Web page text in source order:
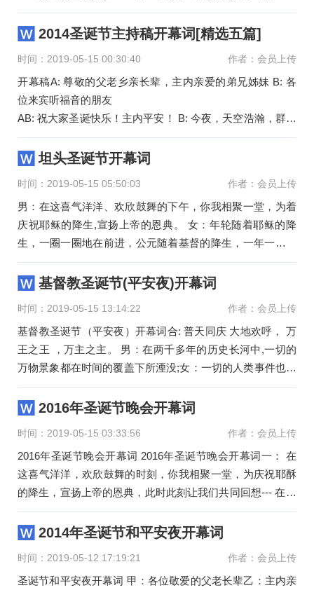
子耶稣基督道成了肉身。
A: 耶稣基督的降生是大喜
2014圣诞节主持稿开幕词[精选五篇]
时间：2019-05-15 00:30:40 作者：会员上传
开幕稿A: 尊敬的父老乡亲长辈，主内亲爱的弟兄姊妹 B: 各
位来宾听福音的朋友
AB: 祝大家圣诞快乐！主内平安！ B: 今夜，天空浩瀚，群星
闪烁着柔和的光芒 A: 今夜，大地无眠，世界沉浸于欢
坦头圣诞节开幕词
时间：2019-05-15 05:50:03 作者：会员上传
男：在这喜气洋洋、欢欣鼓舞的下午，你我相聚一堂，为着
庆祝耶稣的降生,宣扬上帝的恩典。 女：年轮随着耶稣的降
生，一圈一圈地在前进，公元随着基督的降生，一年一年地
在增加。男：追忆两千
基督教圣诞节(平安夜)开幕词
时间：2019-05-15 13:14:22 作者：会员上传
基督教圣诞节（平安夜）开幕词合: 普天同庆 大地欢呼， 万
王之王 ，万主之主。 男：在两千多年的历史长河中,一切的
万物景象都在时间的覆盖下所湮没;女：一切的人类事件也都
在时间的冲刷
2016年圣诞节晚会开幕词
时间：2019-05-15 03:33:56 作者：会员上传
2016年圣诞节晚会开幕词 2016年圣诞节晚会开幕词一： 在
这喜气洋洋，欢欣鼓舞的时刻，你我相聚一堂，为庆祝耶酥
的降生，宣扬上帝的恩典，此时此刻让我们共同回想--- 在一
个遥远的夜
2014年圣诞节和平安夜开幕词
时间：2019-05-12 17:19:21 作者：会员上传
圣诞节和平安夜开幕词 甲：各位敬爱的父老长辈乙：主内亲